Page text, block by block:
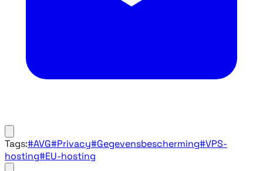
Tags:#AVG#Privacy#Gegevensbescherming#VPS-
hosting#EU-hosting